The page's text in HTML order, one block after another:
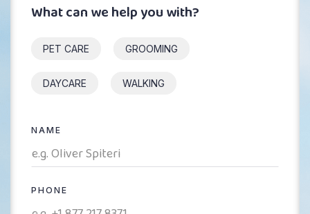
What can we help you with?
PET CARE GROOMING
DAYCARE WALKING
NAME
PHONE